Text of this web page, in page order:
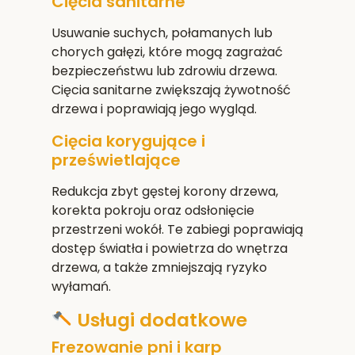
Usuwanie suchych, połamanych lub
chorych gałęzi, które mogą zagrażać
bezpieczeństwu lub zdrowiu drzewa.
Cięcia sanitarne zwiększają żywotność
drzewa i poprawiają jego wygląd.
Cięcia korygujące i
prześwietlające
Redukcja zbyt gęstej korony drzewa,
korekta pokroju oraz odsłonięcie
przestrzeni wokół. Te zabiegi poprawiają
dostęp światła i powietrza do wnętrza
drzewa, a także zmniejszają ryzyko
wyłamań.
Usługi dodatkowe
Frezowanie pni i karp